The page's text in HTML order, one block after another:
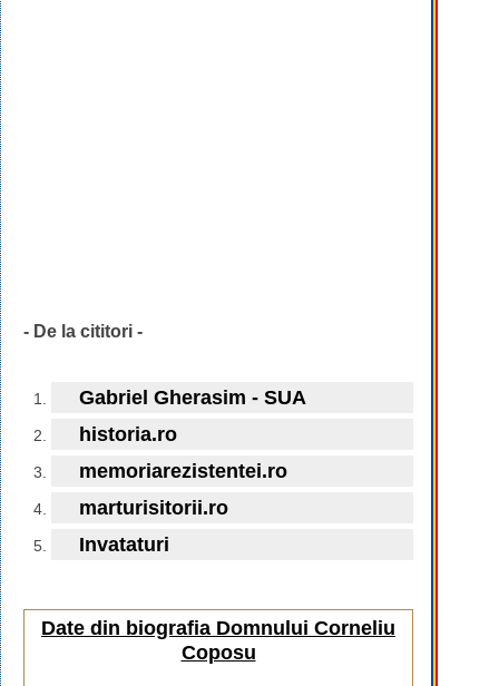
- De la cititori -
Gabriel Gherasim - SUA
historia.ro
memoriarezistentei.ro
marturisitorii.ro
Invataturi
Date din biografia Domnului Corneliu
Coposu